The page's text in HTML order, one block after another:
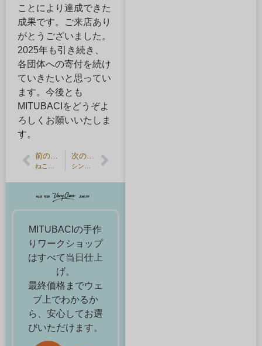
ことにより達成できた
成果です。ご来店あり
がとうございました。
2025年も引き続き、
各団体への寄付を続け
ていきたいと思ってい
ます。今後とも
MITUBACIをどうぞよ
ろしくお願いいたしま
す。
MITUBACIの手作
りワークショップ
はすべて当日仕上
げ。
最終価格までウェ
ブ上でわかるか
ら、安心してお選
びいただけます。